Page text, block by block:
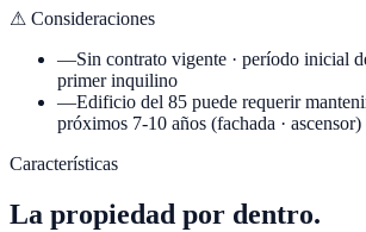
⚠ Consideraciones
—Sin contrato vigente · período inicial
primer inquilino
—Edificio del 85 puede requerir
próximos 7-10 años (fachada · ascensor)
Características
La propiedad por dentro.